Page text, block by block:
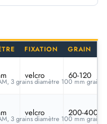
FIXATION GRAIN
3 grains diamètre 100 mm grain
velcro 60-120
3 grains diamètre 100 mm grain
velcro 200-400